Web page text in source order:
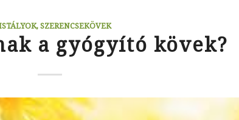
SZERENCSEKÖVEK
a gyógyító kövek?